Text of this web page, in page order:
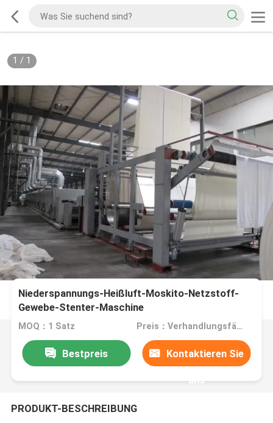
1 / 1
Niederspannungs-Heißluft-Moskito-Netzstoff-
Gewebe-Stenter-Maschine
MOQ：1 Satz Preis：Verhandlungsfähig
Bestpreis Kontaktieren Sie
uns
PRODUKT-BESCHREIBUNG